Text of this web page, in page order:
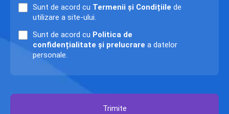
Sunt de acord cu Termenii și Condițiile de
utilizare a site-ului.
Sunt de acord cu Politica de
confidențialitate și prelucrare a datelor
personale.
Trimite